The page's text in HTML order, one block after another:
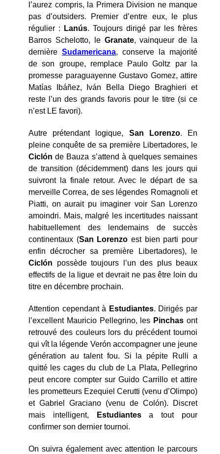
l’aurez compris, la Primera Division ne manque
pas d’outsiders. Premier d’entre eux, le plus
régulier :
Lanús. Toujours dirigé par les frères
Barros Schelotto, le Granate, vainqueur de la
dernière Sudamericana, conserve la majorité
de son groupe, remplace Paulo Goltz par la
promesse paraguayenne Gustavo Gomez, attire
Matías Ibáñez, Iván Bella Diego Braghieri et
reste l’un des grands favoris pour le titre (si ce
n’est LE favori).
Autre prétendant logique, San Lorenzo. En
pleine conquête de sa première Libertadores, le
Ciclón de Bauza s’attend à quelques semaines
de transition (décidemment) dans les jours qui
suivront la finale retour. Avec le départ de sa
merveille Correa, de ses légendes Romagnoli et
Piatti, on aurait pu imaginer voir San Lorenzo
amoindri. Mais, malgré les incertitudes naissant
habituellement des lendemains de succès
continentaux (San Lorenzo est bien parti pour
enfin décrocher sa première Libertadores), le
Ciclón possède toujours l’un des plus beaux
effectifs de la ligue et devrait ne pas être loin du
titre en décembre prochain.
Attention cependant à Estudiantes. Dirigés par
l’excellent Mauricio Pellegrino, les Pinchas ont
retrouvé des couleurs lors du précédent tournoi
qui vît la légende Verón accompagner une jeune
génération au talent fou. Si la pépite Rulli a
quitté les cages du club de La Plata, Pellegrino
peut encore compter sur Guido Carrillo et attire
les prometteurs Ezequiel Cerutti (venu d’Olimpo)
et Gabriel Graciano (venu de Colón). Discret
mais intelligent,
Estudiantesa tout pour
confirmer son dernier tournoi.
On suivra également avec attention le parcours